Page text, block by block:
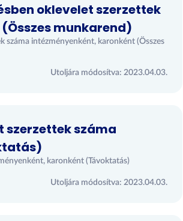
oklevelet szerzettek
munkarend)
száma intézményenként, karonként (Összes
Utoljára módosítva: 2023.04.03.
szerzettek száma
karonként (Távoktatás)
Utoljára módosítva: 2023.04.03.